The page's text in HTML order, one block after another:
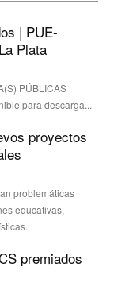
| PUE-
Plata
PÚBLICAS
para descarga...
proyectos
problemáticas
educativas,
premiados